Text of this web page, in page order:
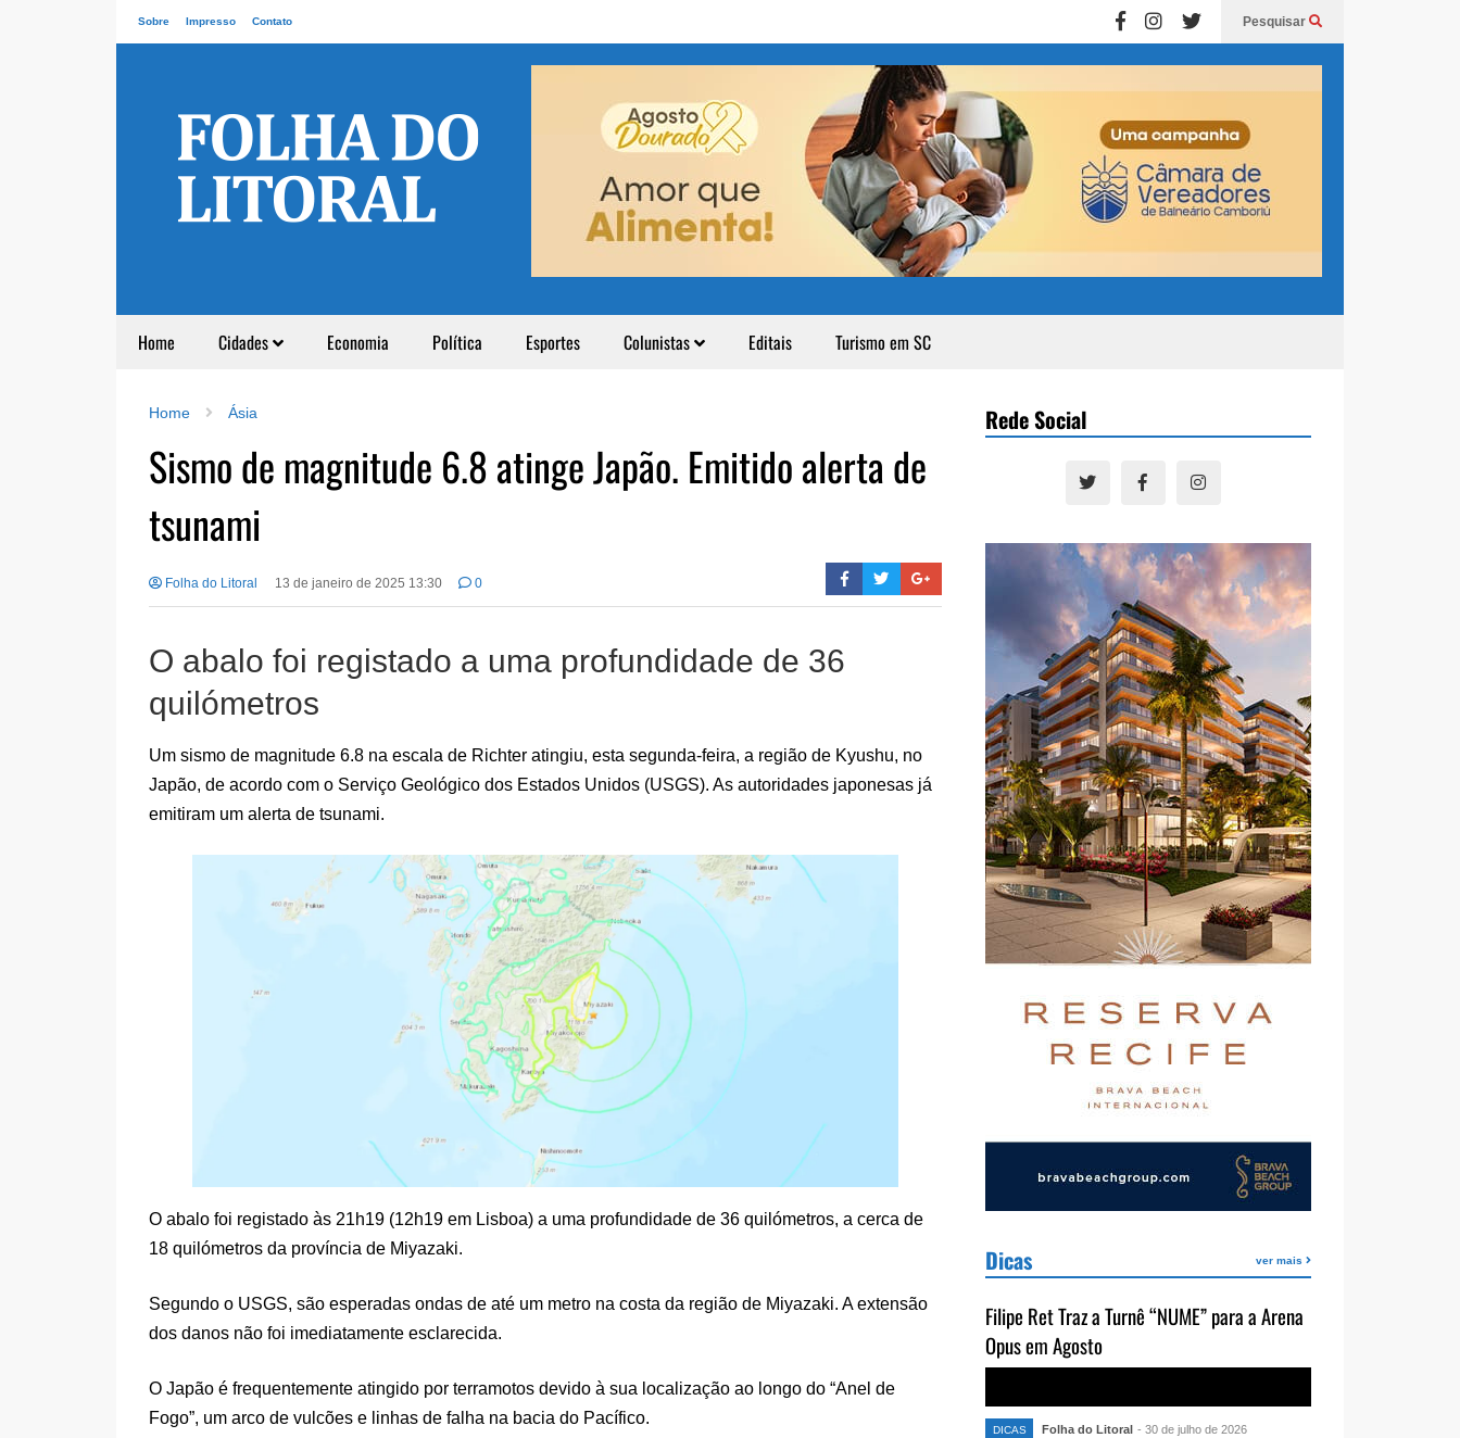
Sobre Impresso Contato Pesquisar
Home Cidades Economia Política Esportes Colunistas Editais Turismo em SC
Home Ásia
Sismo de magnitude 6.8 atinge Japão. Emitido alerta de
tsunami
Folha do Litoral 13 de janeiro de 2025 13:30 0
O abalo foi registado a uma profundidade de 36
quilómetros
Um sismo de magnitude 6.8 na escala de Richter atingiu, esta segunda-feira, a região de Kyushu, no
Japão, de acordo com o Serviço Geológico dos Estados Unidos (USGS). As autoridades japonesas já
emitiram um alerta de tsunami.
O abalo foi registado às 21h19 (12h19 em Lisboa) a uma profundidade de 36 quilómetros, a cerca de
18 quilómetros da província de Miyazaki.
Segundo o USGS, são esperadas ondas de até um metro na costa da região de Miyazaki. A extensão
dos danos não foi imediatamente esclarecida.
O Japão é frequentemente atingido por terramotos devido à sua localização ao longo do “Anel de
Fogo”, um arco de vulcões e linhas de falha na bacia do Pacífico.
Rede Social
Dicas ver mais
Filipe Ret Traz a Turnê “NUME” para a Arena
Opus em Agosto
DICAS Folha do Litoral - 30 de julho de 2026